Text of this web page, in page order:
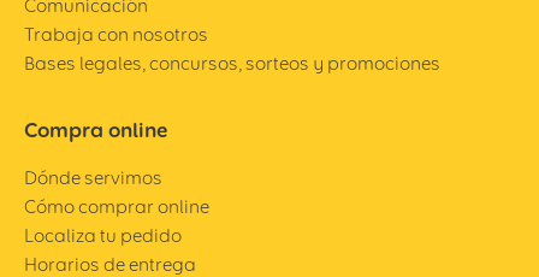
Comunicación
Trabaja con nosotros
Bases legales, concursos, sorteos y promociones
Compra online
Dónde servimos
Cómo comprar online
Localiza tu pedido
Horarios de entrega